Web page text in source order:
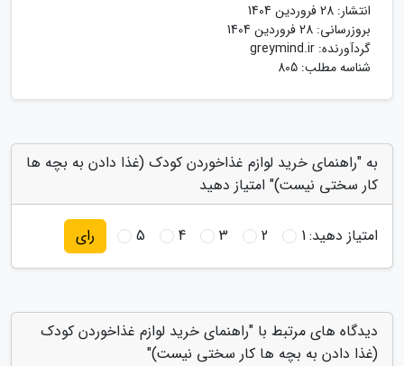
انتشار: 28 فروردین 1404
بروزرسانی: 28 فروردین 1404
گردآورنده: greymind.ir
شناسه مطلب: 805
به "راهنمای خرید لوازم غذاخوردن کودک (غذا دادن به بچه ها
کار سختی نیست)" امتیاز دهید
امتیاز دهید:1
2
3
4
5 رای
دیدگاه های مرتبط با "راهنمای خرید لوازم غذاخوردن کودک
(غذا دادن به بچه ها کار سختی نیست)"